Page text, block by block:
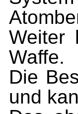
Weiter
Waffe.
Die
und